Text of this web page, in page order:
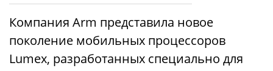
Компания Arm представила новое
поколение мобильных процессоров
Lumex, разработанных специально для